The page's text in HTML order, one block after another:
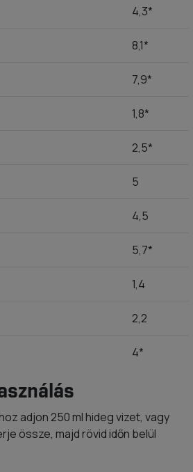
4,3*
8,1*
7,9*
1,8*
2,5*
5
4,5
5,7*
1,4
2,2
4*
adjon 250 ml hideg vizet, vagy
össze, majd rövid időn belül